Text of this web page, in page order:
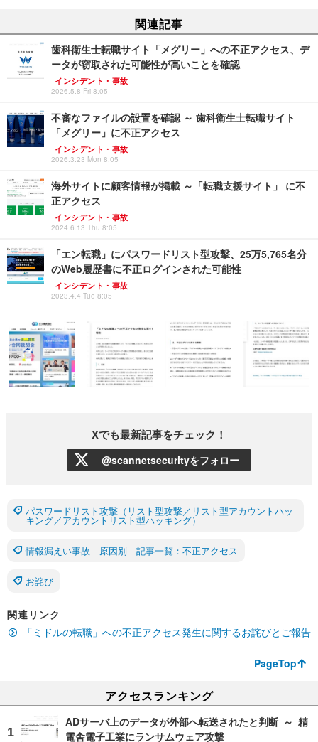
関連記事
歯科衛生士転職サイト「メグリー」への不正アクセス、デ
ータが窃取された可能性が高いことを確認
インシデント・事故
2026.5.8 Fri 8:05
不審なファイルの設置を確認 ～ 歯科衛生士転職サイト
「メグリー」に不正アクセス
インシデント・事故
2026.3.23 Mon 8:05
海外サイトに顧客情報が掲載 ～「転職支援サイト」 に不
正アクセス
インシデント・事故
2024.6.13 Thu 8:05
「エン転職」にパスワードリスト型攻撃、25万5,765名分
のWeb履歴書に不正ログインされた可能性
インシデント・事故
2023.4.4 Tue 8:05
Xでも最新記事をチェック！
@scannetsecurityをフォロー
パスワードリスト攻撃（リスト型攻撃／リスト型アカウントハッ
キング／アカウントリスト型ハッキング）
情報漏えい事故 原因別 記事一覧：不正アクセス
お詫び
関連リンク
「ミドルの転職」への不正アクセス発生に関するお詫びとご報告
PageTop
アクセスランキング
ADサーバ上のデータが外部へ転送されたと判断 ～ 精
電舎電子工業にランサムウェア攻撃